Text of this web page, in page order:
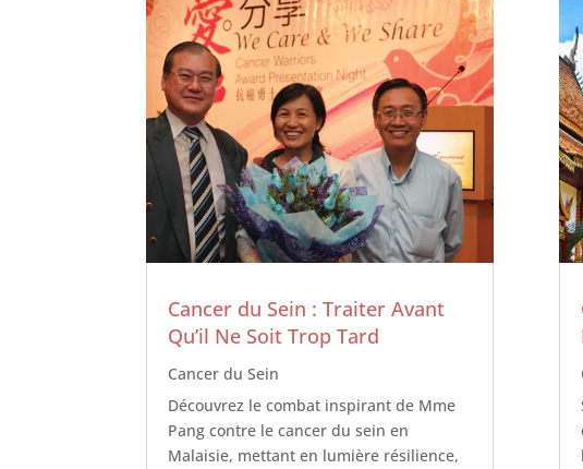
Cancer du Sein : Traiter Avant
Qu’il Ne Soit Trop Tard
Cancer du Sein
Découvrez le combat inspirant de Mme
Pang contre le cancer du sein en
Malaisie, mettant en lumière résilience,